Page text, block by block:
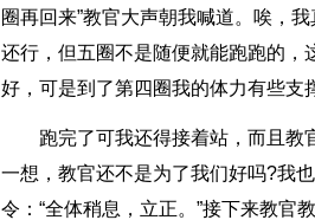
圈再回来”教官大声朝我喊道。唉，
还行，但五圈不是随便就能跑跑的，
好，可是到了第四圈我的体力有些支
跑完了可我还得接着站，而且教
一想，教官还不是为了我们好吗?我
令：“全体稍息，立正。”接下来教官